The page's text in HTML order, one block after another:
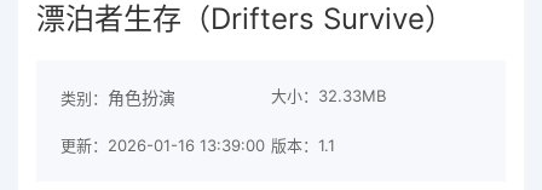
漂泊者生存（Drifters Survive）
类别： 角色扮演 大小：32.33MB
更新：2026-01-16 13:39:00 版本：1.1